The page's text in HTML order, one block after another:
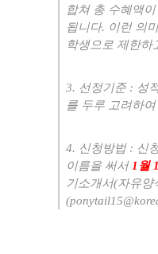
합쳐 총 수혜액
됩니다. 이런 의
학생으로 제한하
3. 선정기준 : 성
를 두루 고려하
4. 신청방법 : 신
이름을 써서 1 월
기소개서(자유양